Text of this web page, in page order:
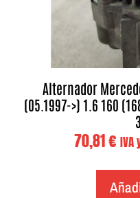
Alternador
(05.1997->) 1.6 160
70,81€ IVA